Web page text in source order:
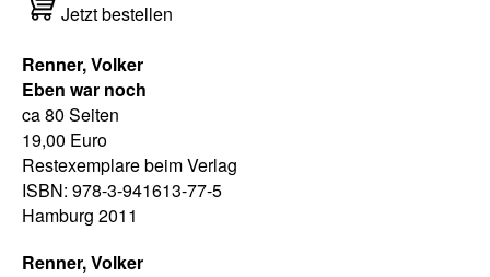
Renner, Volker
Jetzt bestellen
Renner, Volker
Eben war noch
ca 80 Seiten
19,00 Euro
Restexemplare beim Verlag
ISBN: 978-3-941613-77-5
Hamburg 2011